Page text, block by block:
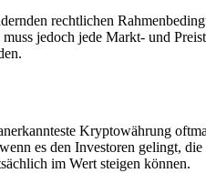
rechtlichen
jedoch jede Markt- und
Kryptowährung
es den Investoren gelingt,
im Wert steigen können.